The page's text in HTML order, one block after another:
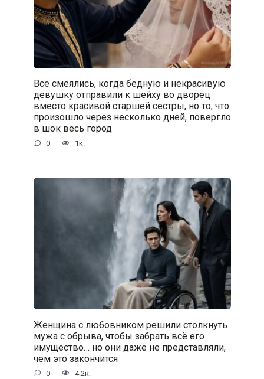
Все смеялись, когда бедную и некрасивую
девушку отправили к шейху во дворец
вместо красивой старшей сестры, но то, что
произошло через несколько дней, повергло
в шок весь город
0 1к.
Женщина с любовником решили столкнуть
мужа с обрыва, чтобы забрать всё его
имущество… но они даже не представляли,
чем это закончится
0 4.2к.